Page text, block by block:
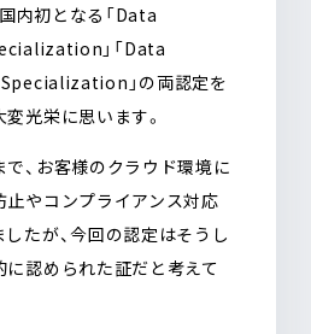
内初となる「Data
」「Data
」の両認定を
光栄に思います。
、お客様のクラウド環境に
止やコンプライアンス対応
たが、今回の認定はそうし
認められた証だと考えて